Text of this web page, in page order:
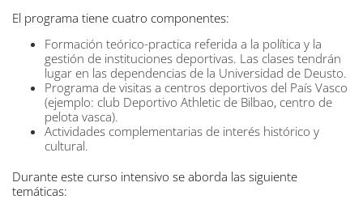
El programa tiene cuatro componentes:
Formación teórico-practica referida a la política y la
gestión de instituciones deportivas. Las clases tendrán
lugar en las dependencias de la Universidad de Deusto.
Programa de visitas a centros deportivos del País Vasco
(ejemplo: club Deportivo Athletic de Bilbao, centro de
pelota vasca).
Actividades complementarias de interés histórico y
cultural.
Durante este curso intensivo se aborda las siguiente
temáticas: